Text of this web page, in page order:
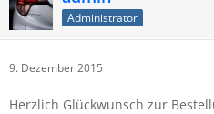
Administrator
9. Dezember 2015
Herzlich Glückwunsch zur